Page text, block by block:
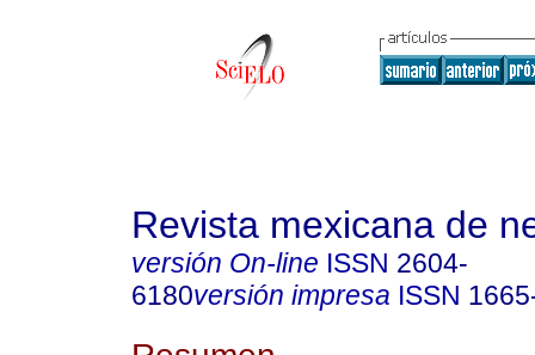
Revista mexicana de
versión On-line ISSN 2604-
6180versión impresa ISSN